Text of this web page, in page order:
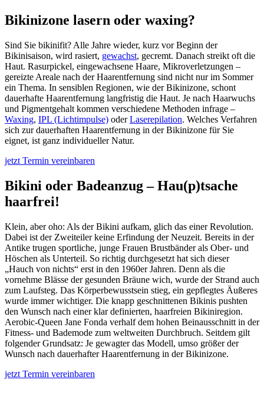
Bikinizone lasern oder waxing?
Sind Sie bikinifit? Alle Jahre wieder, kurz vor Beginn der
Bikinisaison, wird rasiert, gewachst, gecremt. Danach streikt oft die
Haut. Rasurpickel, eingewachsene Haare, Mikroverletzungen –
gereizte Areale nach der Haarentfernung sind nicht nur im Sommer
ein Thema. In sensiblen Regionen, wie der Bikinizone, schont
dauerhafte Haarentfernung langfristig die Haut. Je nach Haarwuchs
und Pigmentgehalt kommen verschiedene Methoden infrage –
Waxing, IPL (Lichtimpulse) oderLaserepilation. Welches Verfahren
sich zur dauerhaften Haarentfernung in der Bikinizone für Sie
eignet, ist ganz individueller Natur.
jetzt Termin vereinbaren
Bikini oder Badeanzug – Hau(p)tsache
haarfrei!
Klein, aber oho: Als der Bikini aufkam, glich das einer Revolution.
Dabei ist der Zweiteiler keine Erfindung der Neuzeit. Bereits in der
Antike trugen sportliche, junge Frauen Brustbänder als Ober- und
Höschen als Unterteil. So richtig durchgesetzt hat sich dieser
„Hauch von nichts“ erst in den 1960er Jahren. Denn als die
vornehme Blässe der gesunden Bräune wich, wurde der Strand auch
zum Laufsteg. Das Körperbewusstsein stieg, ein gepflegtes Äußeres
wurde immer wichtiger. Die knapp geschnittenen Bikinis pushten
den Wunsch nach einer klar definierten, haarfreien Bikiniregion.
Aerobic-Queen Jane Fonda verhalf dem hohen Beinausschnitt in der
Fitness- und Bademode zum weltweiten Durchbruch. Seitdem gilt
folgender Grundsatz: Je gewagter das Modell, umso größer der
Wunsch nach dauerhafter Haarentfernung in der Bikinizone.
jetzt Termin vereinbaren